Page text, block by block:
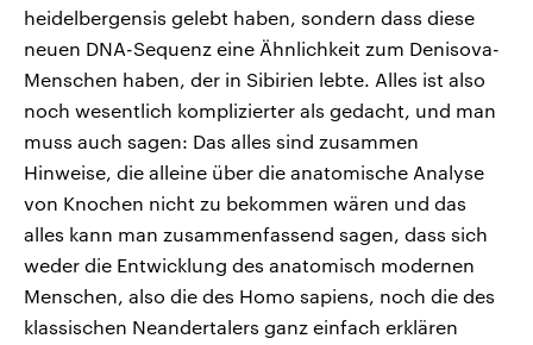
heidelbergensis gelebt haben, sondern dass diese
neuen DNA-Sequenz eine Ähnlichkeit zum Denisova-
Menschen haben, der in Sibirien lebte. Alles ist also
noch wesentlich komplizierter als gedacht, und man
muss auch sagen: Das alles sind zusammen
Hinweise, die alleine über die anatomische Analyse
von Knochen nicht zu bekommen wären und das
alles kann man zusammenfassend sagen, dass sich
weder die Entwicklung des anatomisch modernen
Menschen, also die des Homo sapiens, noch die des
klassischen Neandertalers ganz einfach erklären